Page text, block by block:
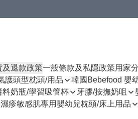
及退款政策一般條款及私隱政策用家
護頭型枕頭/用品 韓國Bebefood 嬰
料奶瓶/學習吸管杯 牙膠/按撫奶咀
濕疹敏感肌專用嬰幼兒枕頭/床上用品